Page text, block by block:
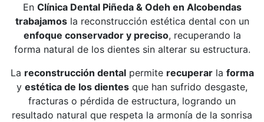
En Clínica Dental Piñeda & Odeh en Alcobendas
trabajamosla reconstrucción estética dental con un
enfoque conservador y preciso, recuperando la
forma natural de los dientes sin alterar su estructura.
La reconstrucción dentalpermite recuperarla forma
y estética de los dientes que han sufrido desgaste,
fracturas o pérdida de estructura, logrando un
resultado natural que respeta la armonía de la sonrisa